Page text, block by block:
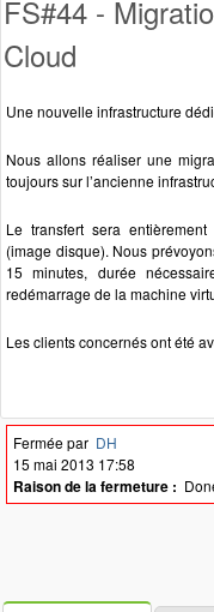
FS#44 -
Cloud
Une nouvelle infrastructure
Nous allons réaliser une
toujours sur l’ancienne
Le transfert sera
(image disque). Nous
15 minutes, durée
redémarrage de la machine
Les clients concernés ont été
Fermée par DH
15 mai 2013 17:58
Raison de la fermeture :